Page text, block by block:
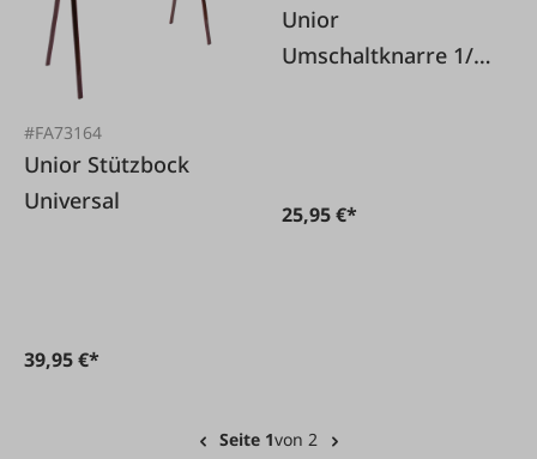
#FA73164
Unior Stützbock
Universal
39,95 €*
Unior
Umschaltknarre 1/2
25,95 €*
Seite 1von 2